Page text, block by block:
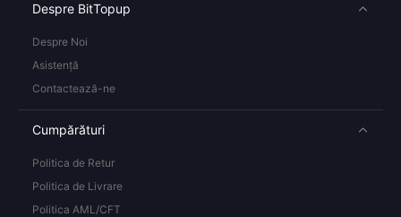
Despre BitTopup
Despre Noi
Asistență
Contactează-ne
Cumpărături
Politica de Retur
Politica de Livrare
Politica AML/CFT